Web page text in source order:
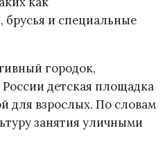
брусья и специальные
городок,
детская площадка
для взрослых. По словам
занятия уличными